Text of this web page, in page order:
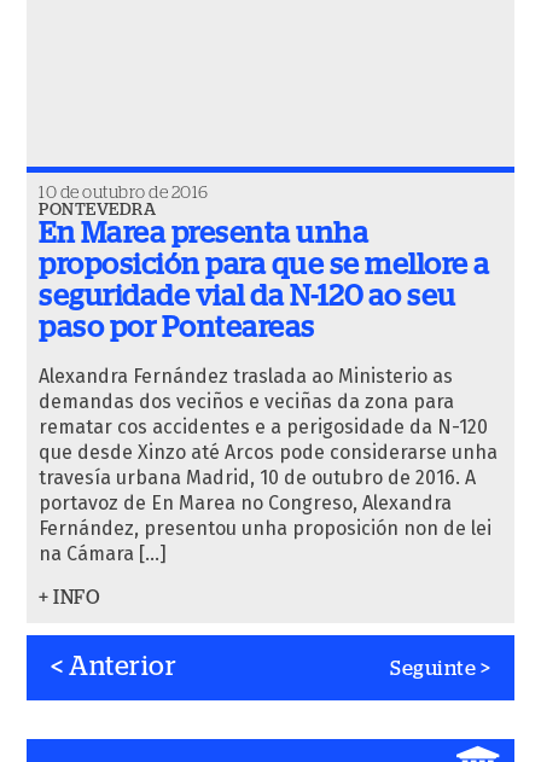
10 de outubro de 2016
PONTEVEDRA
En Marea presenta unha
proposición para que se mellore a
seguridade vial da N-120 ao seu
paso por Ponteareas
Alexandra Fernández traslada ao Ministerio as
demandas dos veciños e veciñas da zona para
rematar cos accidentes e a perigosidade da N-120
que desde Xinzo até Arcos pode considerarse unha
travesía urbana Madrid, 10 de outubro de 2016. A
portavoz de En Marea no Congreso, Alexandra
Fernández, presentou unha proposición non de lei
na Cámara […]
+ INFO
Posts
< Anterior Seguinte >